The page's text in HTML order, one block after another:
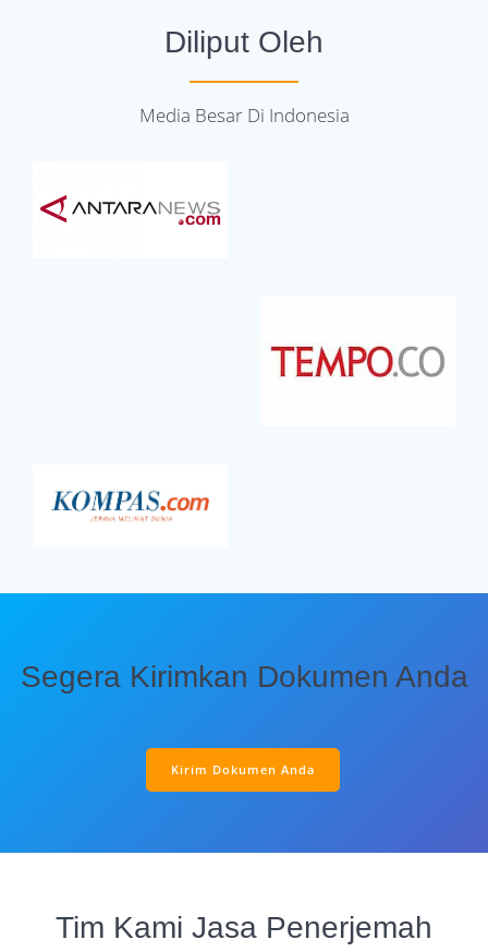
Diliput Oleh
Media Besar Di Indonesia
Segera Kirimkan Dokumen Anda
Kirim Dokumen Anda
Tim Kami Jasa Penerjemah